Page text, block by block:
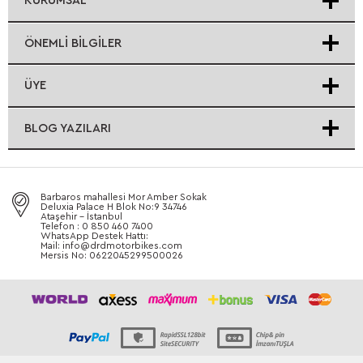
ÖNEMLI BILGILER
ÜYE
BLOG YAZILARI
Barbaros mahallesi Mor Amber Sokak
Deluxia Palace H Blok No:9 34746
Ataşehir - İstanbul
Telefon : 0 850 460 7400
WhatsApp Destek Hattı:
Mail: info@drdmotorbikes.com
Mersis No: 0622045299500026